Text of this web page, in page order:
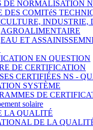
DE NORMALISATION
DES COMITéS
INDUSTRIE,
AGROALIMENTAIRE
EAU ET
EN QUESTION
DE CERTIFICATION
CERTIFIÉES NS -
SYSTÈME
DE
solaire
LA QUALITÉ
DE LA